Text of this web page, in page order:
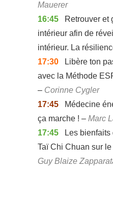
Mauerer
16:45
Retrouver et
intérieur afin de
intérieur. La
17:30
Libère ton
avec la Méthode
– Corinne Cygler
17:45
Médecine
ça marche ! – Marc
17:45
Les
Taï Chi Chuan sur le
Guy Blaize